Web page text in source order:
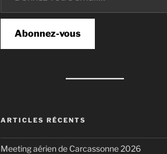
Abonnez-vous
ARTICLES RÉCENTS
Meeting aérien de Carcassonne 2026